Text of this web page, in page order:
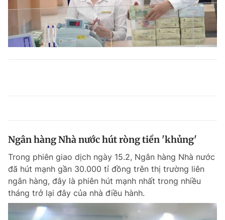
Ngân hàng Nhà nước hút ròng tiền 'khủng'
Trong phiên giao dịch ngày 15.2, Ngân hàng Nhà nước
đã hút mạnh gần 30.000 tỉ đồng trên thị trường liên
ngân hàng, đây là phiên hút mạnh nhất trong nhiều
tháng trở lại đây của nhà điều hành.